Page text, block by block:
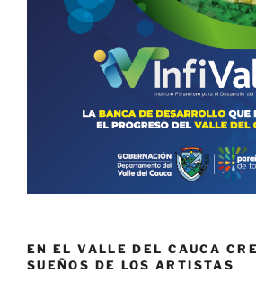
EN EL VALLE DEL CAUCA
SUEÑOS DE LOS ARTISTAS